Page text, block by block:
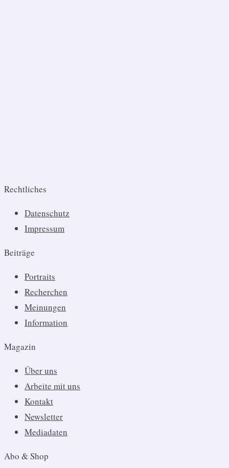
Rechtliches
Datenschutz
Impressum
Beiträge
Portraits
Recherchen
Meinungen
Information
Magazin
Über uns
Arbeite mit uns
Kontakt
Newsletter
Mediadaten
Abo & Shop